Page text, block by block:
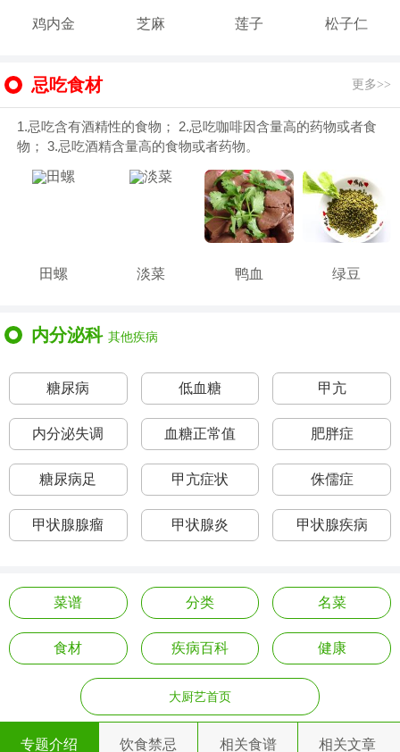
专题介绍 饮食禁忌 相关食谱 相关文章
鸡内金 芝麻 莲子 松子仁
忌吃食材 更多>>
1.忌吃含有酒精性的食物； 2.忌吃咖啡因含量高的药物或者食
物； 3.忌吃酒精含量高的食物或者药物。
田螺 淡菜 鸭血 绿豆
内分泌科 其他疾病
糖尿病 低血糖 甲亢
内分泌失调 血糖正常值 肥胖症
糖尿病足 甲亢症状 侏儒症
甲状腺腺瘤 甲状腺炎 甲状腺疾病
菜谱 分类 名菜
食材 疾病百科 健康
大厨艺首页